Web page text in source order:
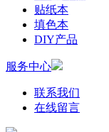
贴纸本
填色本
DIY产品
服务中心
联系我们
在线留言